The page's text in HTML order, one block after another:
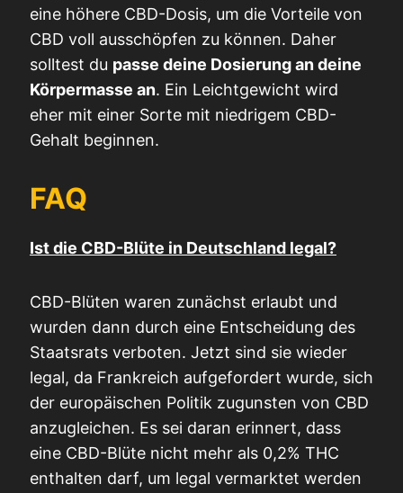
eine höhere CBD-Dosis, um die Vorteile von
CBD voll ausschöpfen zu können. Daher
solltest du passe deine Dosierung an deine
Körpermasse an. Ein Leichtgewicht wird
eher mit einer Sorte mit niedrigem CBD-
Gehalt beginnen.
FAQ
Ist die CBD-Blüte in Deutschland legal?
CBD-Blüten waren zunächst erlaubt und
wurden dann durch eine Entscheidung des
Staatsrats verboten. Jetzt sind sie wieder
legal, da Frankreich aufgefordert wurde, sich
der europäischen Politik zugunsten von CBD
anzugleichen. Es sei daran erinnert, dass
eine CBD-Blüte nicht mehr als 0,2% THC
enthalten darf, um legal vermarktet werden